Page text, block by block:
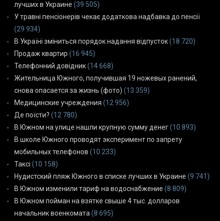
лучших в Украине (39 505)
У травні пенсіонерів чекає додаткова надбавка до пенсії
(29 934)
В Україні зміниться порядок надання відпусток(18 720)
Продаж квартир (16 945)
Телефонний довідник(14 668)
Жительница Южного, получившая 19 ножевых ранений,
снова опасается за жизнь (фото) (13 359)
Медицинские учреждения (12 956)
Де поїсти? (12 780)
В Южном на улице нашли крупную сумму денег(10 893)
В школе Южного проводят эксперимент по запрету
мобильных телефонов (10 233)
Таксі (10 158)
Нудистский пляж Южного в списке лучших в Украине (9 741)
В Южном изменили тариф на водоснабжение (8 809)
В Южном пойман на взятке свыше 4 тыс. долларов
начальник военкомата(8 695)